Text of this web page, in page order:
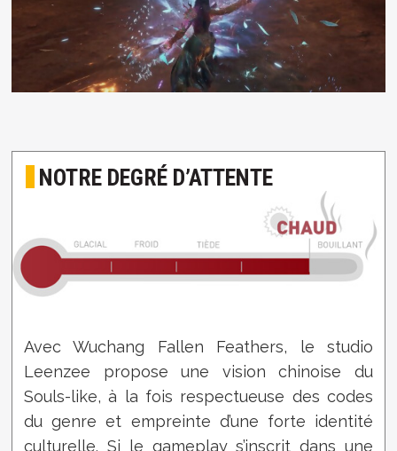
NOTRE DEGRÉ D’ATTENTE
Avec Wuchang Fallen Feathers, le studio
Leenzee propose une vision chinoise du
Souls-like, à la fois respectueuse des codes
du genre et empreinte d’une forte identité
culturelle. Si le gameplay s’inscrit dans une